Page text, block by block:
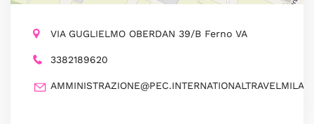
VIA GUGLIELMO OBERDAN 39/B Ferno VA
3382189620